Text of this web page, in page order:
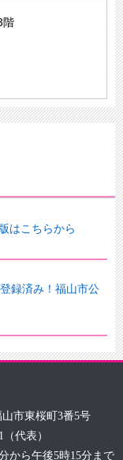
階
はこちらから
録済み！福山市公
市東桜町3番5号
代表）
から午後5時15分まで